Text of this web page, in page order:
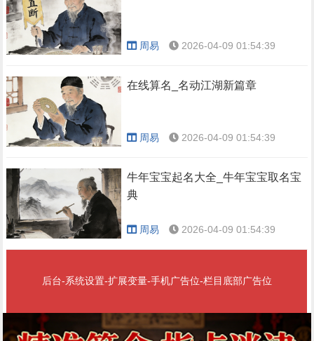
周易 2026-04-09 01:54:39
在线算名_名动江湖新篇章
周易 2026-04-09 01:54:39
牛年宝宝起名大全_牛年宝宝取名宝
典
周易 2026-04-09 01:54:39
后台-系统设置-扩展变量-手机广告位-栏目底部广告位